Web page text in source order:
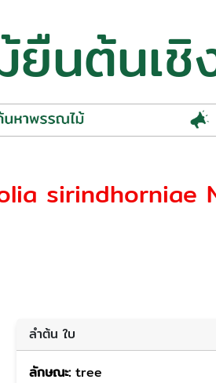
นต้นเ
sirindhorniae
ลำต้น ใบ
ลักษณะ:tree